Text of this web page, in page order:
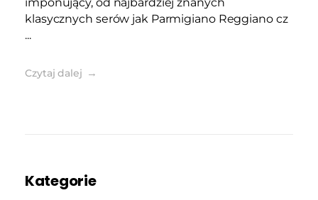
klasycznych serów jak Parmigiano Reggiano cz
...
Czytaj dalej
Kategorie